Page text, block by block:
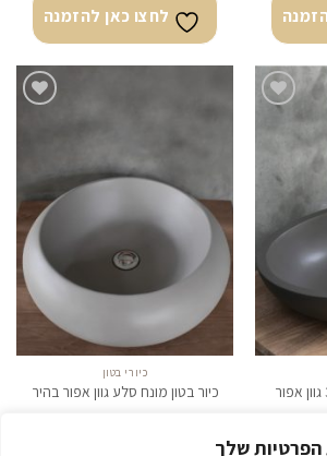
הפרטיות שלך
לחצו כאן להזמנה
כיור בטון מונח בורה 38 גוון אפור
כיורי בטון
כיור בטון מונח סלע גוון אפור בהיר